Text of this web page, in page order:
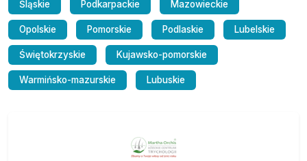
Śląskie Podkarpackie Mazowieckie
Opolskie Pomorskie Podlaskie Lubelskie
Świętokrzyskie Kujawsko-pomorskie
Warmińsko-mazurskie Lubuskie